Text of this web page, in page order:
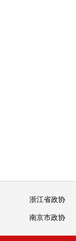
浙江省政协
南京市政协